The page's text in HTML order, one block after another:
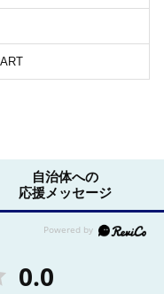
自治体への
応援メッセージ
0.0